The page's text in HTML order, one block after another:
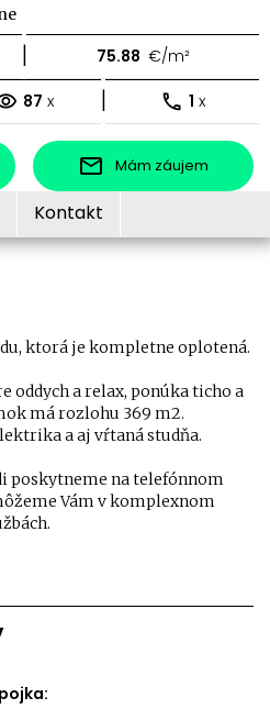
| 75.88 €/m²
87 x | 1 x
Mám záujem
Kontakt
ktorá je kompletne oplotená.
oddych a relax, ponúka ticho a
má rozlohu 369 m2.
a aj vŕtaná studňa.
poskytneme na telefónnom
Vám v komplexnom